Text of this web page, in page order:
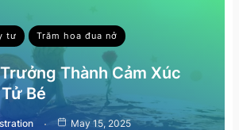
tư Trăm hoa đua nở
Thành Cảm Xúc
Bé
May 15, 2025